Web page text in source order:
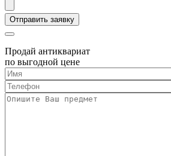
Продай антиквариат
по выгодной цене